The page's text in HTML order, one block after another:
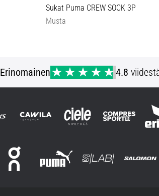
Sukat Puma CREW SOCK 3P
Musta
Erinomainen 4.8